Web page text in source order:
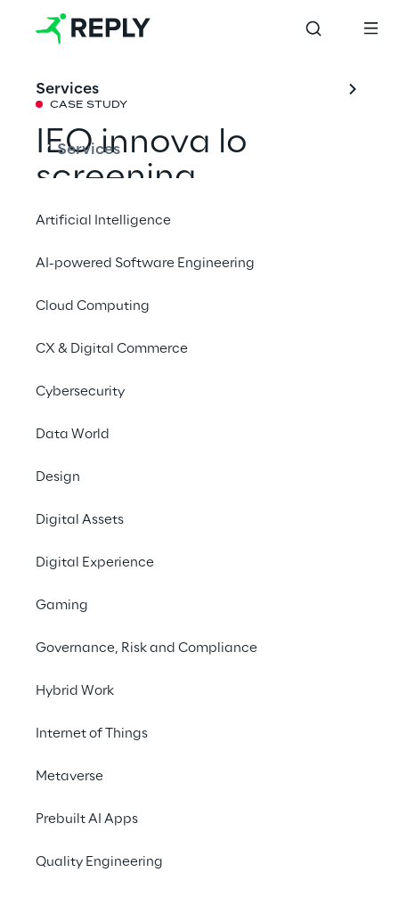
Services
Services
Artificial Intelligence
AI-powered Software Engineering
Cloud Computing
CX & Digital Commerce
Cybersecurity
Data World
Design
Digital Assets
Digital Experience
Gaming
Governance, Risk and Compliance
Hybrid Work
Internet of Things
Metaverse
Prebuilt AI Apps
Quality Engineering
CASE STUDY
IEO innova lo
screening
mammografico
con sistemi
intelligenza
artificiale
di Oncologia per potenziare lo screening
supportano diagnosi più rapide, accurate e
orientate al paziente.
Contattaci
#DeepLearning
#GenerativeAI
#DigitalHealth